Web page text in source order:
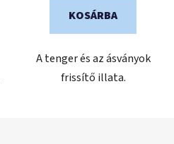
KOSÁRBA
A tenger és az ásványok
frissítő illata.